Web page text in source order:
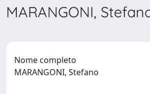
MARANGONI,
Nome completo
MARANGONI, Stefano